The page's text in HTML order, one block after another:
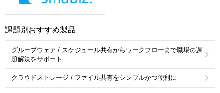
課題別おすすめ製品
グループウェア / スケジュール共有からワークフローまで職場の課
題解決をサポート
クラウドストレージ / ファイル共有をシンプルかつ便利に